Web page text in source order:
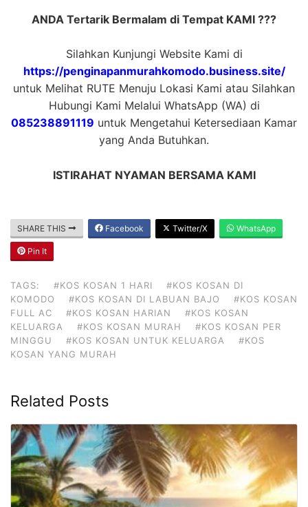
ANDA Tertarik Bermalam di Tempat KAMI ???
Silahkan Kunjungi Website Kami di
https://penginapanmurahkomodo.business.site/
untuk Melihat RUTE Menuju Lokasi Kami atau Silahkan
Hubungi Kami Melalui WhatsApp (WA) di
085238891119 untuk Mengetahui Ketersediaan Kamar
yang Anda Butuhkan.
ISTIRAHAT NYAMAN BERSAMA KAMI
SHARE THIS Facebook Twitter/X WhatsApp
Pin It
TAGS: #KOS KOSAN 1 HARI
#KOS KOSAN DI
KOMODO
#KOS KOSAN DI LABUAN BAJO
#KOS KOSAN
FULL AC
#KOS KOSAN HARIAN
#KOS KOSAN
KELUARGA
#KOS KOSAN MURAH
#KOS KOSAN PER
MINGGU
#KOS KOSAN UNTUK KELUARGA
#KOS
KOSAN YANG MURAH
Related Posts